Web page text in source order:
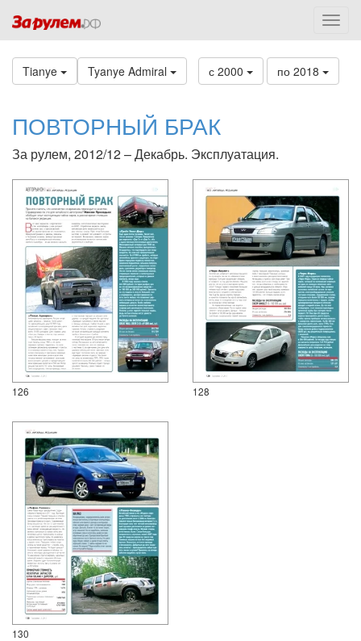
Tianye Tyanye Admiral с 2000 по 2018
ПОВТОРНЫЙ БРАК
За рулем, 2012/12 – Декабрь. Эксплуатация.
126 128
130